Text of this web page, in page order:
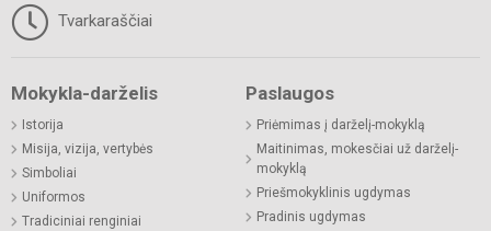
Tvarkaraščiai
Mokykla-darželis
Istorija
Misija, vizija, vertybės
Simboliai
Uniformos
Tradiciniai renginiai
Paslaugos
Priėmimas į darželį-mokyklą
Maitinimas, mokesčiai už darželį-
mokyklą
Priešmokyklinis ugdymas
Pradinis ugdymas